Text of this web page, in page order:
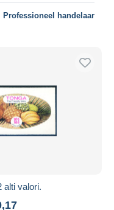
Professioneel handelaar
alti valori.